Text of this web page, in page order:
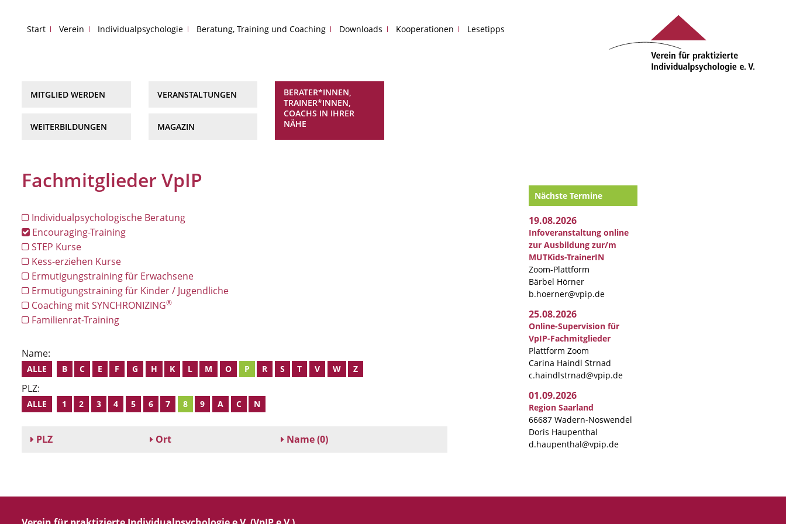
Start Verein Individualpsychologie Beratung, Training und Coaching Downloads Kooperationen Lesetipps
MITGLIED WERDEN
WEITERBILDUNGEN
VERANSTALTUNGEN
MAGAZIN
BERATER*INNEN,
TRAINER*INNEN,
COACHS IN IHRER
NÄHE
Fachmitglieder VpIP
Individualpsychologische Beratung
Encouraging-Training
STEP Kurse
Kess-erziehen Kurse
Ermutigungstraining für Erwachsene
Ermutigungstraining für Kinder / Jugendliche
Coaching mit SYNCHRONIZING®
Familienrat-Training
Name:
ALLE B C E F G H K L M O P R S T V W Z
PLZ:
ALLE 1 2 3 4 5 6 7 8 9 A C N
PLZ Ort Name(0)
Nächste Termine
19.08.2026
Infoveranstaltung online
zur Ausbildung zur/m
MUTKids-TrainerIN
Zoom-Plattform
Bärbel Hörner
b.hoerner@vpip.de
25.08.2026
Online-Supervision für
VpIP-Fachmitglieder
Plattform Zoom
Carina Haindl Strnad
c.haindlstrnad@vpip.de
01.09.2026
Region Saarland
66687 Wadern-Noswendel
Doris Haupenthal
d.haupenthal@vpip.de